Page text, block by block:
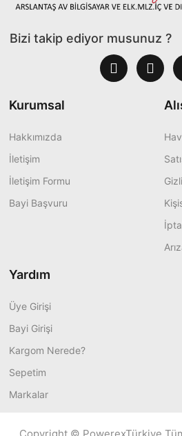
Bizi takip ediyor musunuz ?
Kurumsal
Hakkımızda
İletişim
İletişim Formu
Bayi Başvuru
Yardım
Üye Girişi
Bayi Girişi
Kargom Nerede?
Sepetim
Markalar
Copyright © PowerexTürkiye